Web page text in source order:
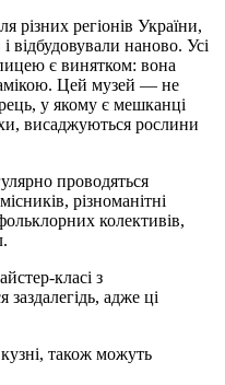
різних регіонів України,
відбудовували наново. Усі
є винятком: вона
Цей музей — не
у якому є мешканці
висаджуються рослини
проводяться
різноманітні
колективів,
класі з
адже ці
також можуть